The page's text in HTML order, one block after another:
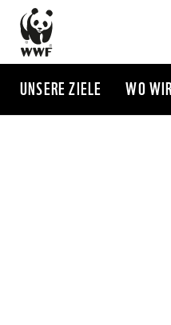
Direkt
zum
Inhalt
UNSERE ZIELE WO